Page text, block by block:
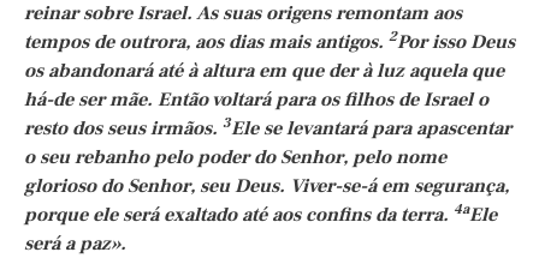
reinar sobre Israel. As suas origens remontam aos
tempos de outrora, aos dias mais antigos. 2Por isso Deus
os abandonará até à altura em que der à luz aquela que
há-de ser mãe. Então voltará para os filhos de Israel o
resto dos seus irmãos. 3Ele se levantará para apascentar
o seu rebanho pelo poder do Senhor, pelo nome
glorioso do Senhor, seu Deus. Viver-se-á em segurança,
porque ele será exaltado até aos confins da terra. 4aEle
será a paz».